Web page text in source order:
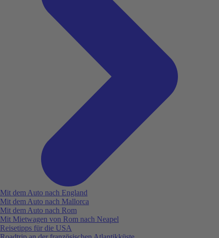
Mit dem Auto nach England
Mit dem Auto nach Mallorca
Mit dem Auto nach Rom
Mit Mietwagen von Rom nach Neapel
Reisetipps für die USA